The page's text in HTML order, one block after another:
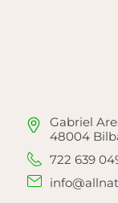
Gabriel
48004
722 639